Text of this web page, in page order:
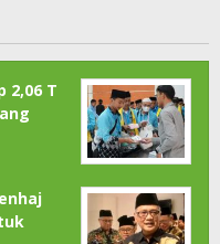
2,06 T